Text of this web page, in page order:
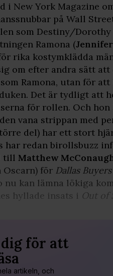
New York Magazine
på Wall
som Destiny/
Ramona (
rika kostymklädda
om efter andra sätt
Ramona, utan för att
Det är tydligt att
för rollen. Och hon
vana strippan med
del) har ett stort
redan birollsbuzz
till Matthew
Oscarn) för Dallas
nu kan lämna lökiga
hyllade insats i Out of
för att
artikeln, och